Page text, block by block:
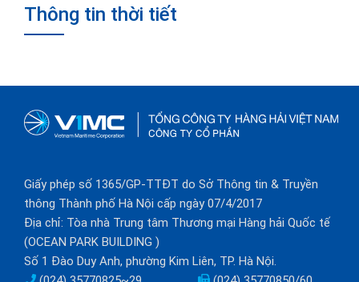
Thông tin thời tiết
Giấy phép số 1365/GP-TTĐT do Sở Thông tin & Truyền
thông Thành phố Hà Nội cấp ngày 07/4/2017
Địa chỉ: Tòa nhà Trung tâm Thương mại Hàng hải Quốc tế
(OCEAN PARK BUILDING )
Số 1 Đào Duy Anh, phường Kim Liên, TP. Hà Nội.